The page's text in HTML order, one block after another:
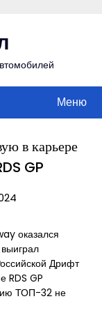
Меню
в карьере
GP
оказался
Дрифт
RDS GP
ТОП-32 не